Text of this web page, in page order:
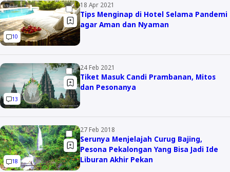
10
18 Apr 2021
Tips Menginap di Hotel Selama Pandemi
agar Aman dan Nyaman
13
24 Feb 2021
Tiket Masuk Candi Prambanan, Mitos
dan Pesonanya
18
27 Feb 2018
Serunya Menjelajah Curug Bajing,
Pesona Pekalongan Yang Bisa Jadi Ide
Liburan Akhir Pekan